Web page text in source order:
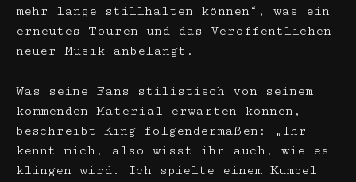
mehr lange stillhalten können“, was ein
erneutes Touren und das Veröffentlichen
neuer Musik anbelangt.
Was seine Fans stilistisch von seinem
kommenden Material erwarten können,
beschreibt King folgendermaßen: „Ihr
kennt mich, also wisst ihr auch, wie es
klingen wird. Ich spielte einem Kumpel